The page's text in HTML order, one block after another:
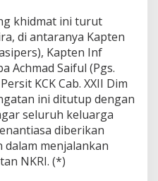
khidmat ini turut
di antaranya Kapten
Kapten Inf
Achmad Saiful (Pgs.
KCK Cab. XXII Dim
ini ditutup dengan
seluruh keluarga
diberikan
menjalankan
NKRI. (*)